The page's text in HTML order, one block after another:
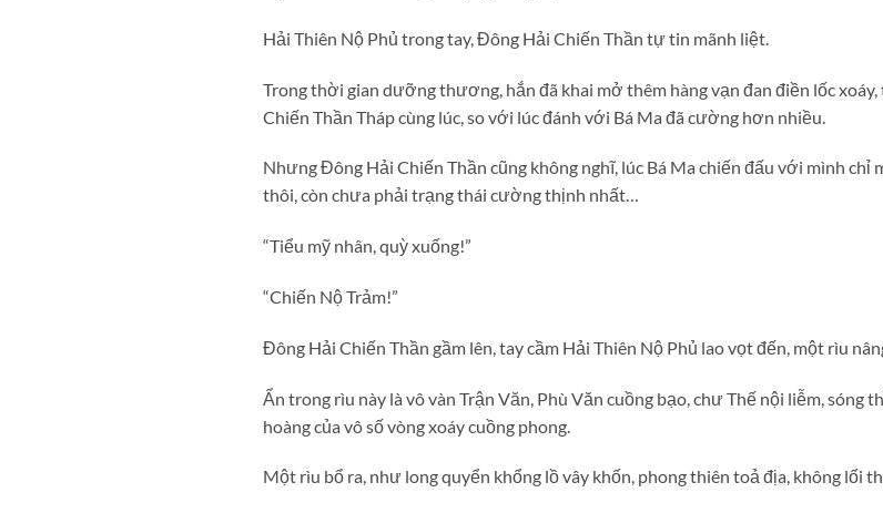
Hải Thiên Nộ Phủ trong tay, Đông Hải Chiến Thần tự tin mãnh liệt.
Trong thời gian dưỡng thương, hắn đã khai mở thêm hàng vạn đan điền lốc
Chiến Thần Tháp cùng lúc, so với lúc đánh với Bá Ma đã cường hơn nhiều.
Nhưng Đông Hải Chiến Thần cũng không nghĩ, lúc Bá Ma chiến đấu với mình
thôi, còn chưa phải trạng thái cường thịnh nhất…
“Tiểu mỹ nhân, quỳ xuống!”
“Chiến Nộ Trảm!”
Đông Hải Chiến Thần gầm lên, tay cầm Hải Thiên Nộ Phủ lao vọt đến, một rìu
Ẩn trong rìu này là vô vàn Trận Văn, Phù Văn cuồng bạo, chư Thế nội liễm, sóng
hoàng của vô số vòng xoáy cuồng phong.
Một rìu bổ ra, như long quyển khổng lồ vây khốn, phong thiên toả địa, không lối